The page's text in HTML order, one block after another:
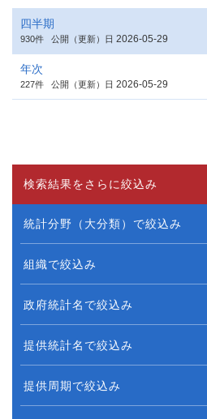
四半期
930件 公開（更新）日 2026-05-29
年次
227件 公開（更新）日 2026-05-29
検索結果をさらに絞込み
統計分野（大分類）で絞込み
組織で絞込み
政府統計名で絞込み
提供統計名で絞込み
提供周期で絞込み